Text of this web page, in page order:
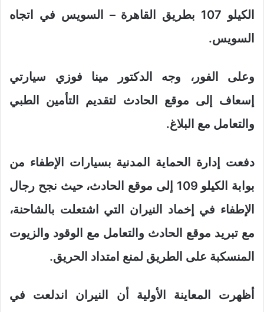
الكيلو 107 بطريق القاهرة – السويس في اتجاه
السويس.
وعلى الفور، وجه الدكتور مينا فوزي سيارتي
إسعاف إلى موقع الحادث لتقديم التأمين الطبي
والتعامل مع البلاغ.
دفعت إدارة الحماية المدنية بسيارات الإطفاء من
بوابة الكيلو 109 إلى موقع الحادث، حيث نجح رجال
الإطفاء في إخماد النيران التي اشتعلت بالشاحنة،
مع تبريد موقع الحادث والتعامل مع الوقود والزيوت
المنسكبة على الطريق لمنع امتداد الحريق.
أظهرت المعاينة الأولية أن النيران اندلعت في